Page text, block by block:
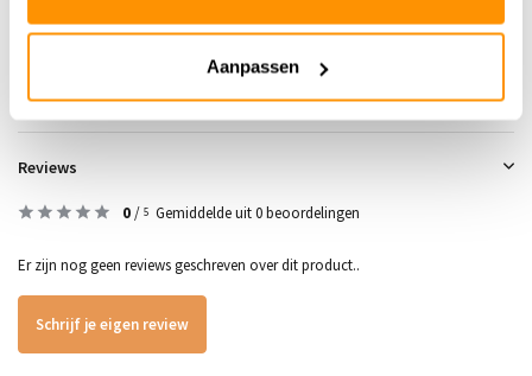
Aanpassen
Buy now, pay later
Reviews
0/ 5 Gemiddelde uit 0 beoordelingen
Er zijn nog geen reviews geschreven over dit product..
Schrijf je eigen review